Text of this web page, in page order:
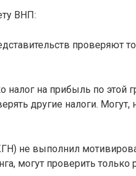
ВНП:
проверяют
на прибыль по этой
другие налоги. Могут,
не выполнил
могут проверить только